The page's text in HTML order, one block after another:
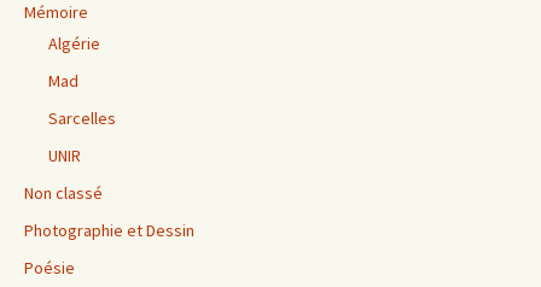
Mémoire
Algérie
Mad
Sarcelles
UNIR
Non classé
Photographie et Dessin
Poésie